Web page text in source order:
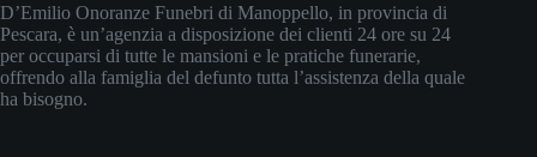
D’Emilio Onoranze Funebri di Manoppello, in provincia di
Pescara, è un’agenzia a disposizione dei clienti 24 ore su 24
per occuparsi di tutte le mansioni e le pratiche funerarie,
offrendo alla famiglia del defunto tutta l’assistenza della quale
ha bisogno.